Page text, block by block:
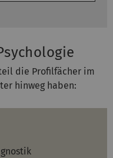
die Profilfächer im
hinweg haben: